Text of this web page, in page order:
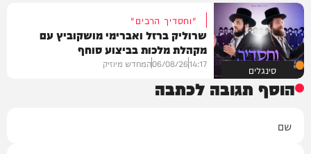
סינגלים
"וחסדיך הרבים"
שרוליק ברזל ואברימי מושקוביץ עם
מקהלת מלכות בביצוע סוחף
14:17
06/08/26המחדש מיוזיק
הוסף תגובה לכתבה